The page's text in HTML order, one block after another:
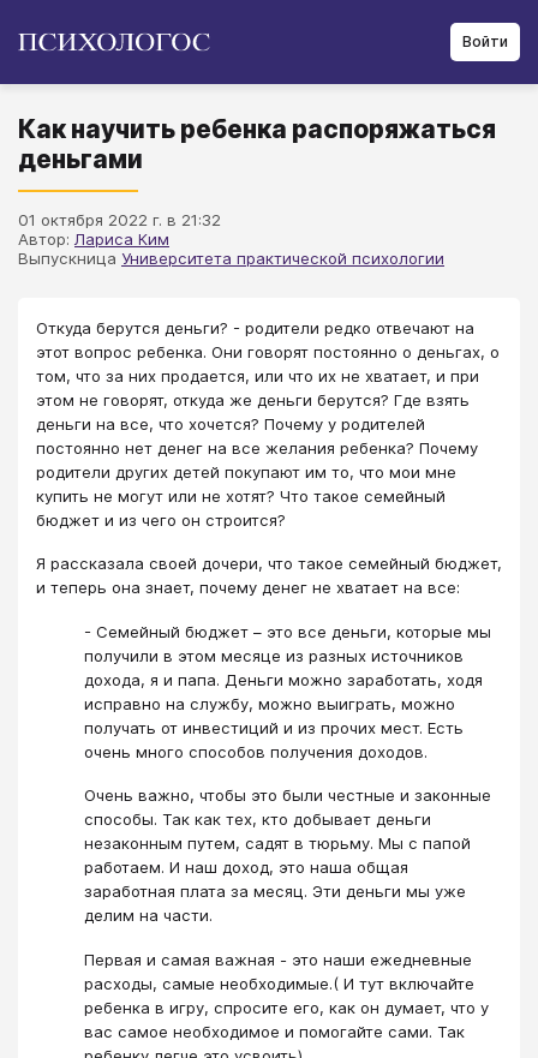
Войти
Как научить ребенка распоряжаться
деньгами
01 октября 2022 г. в 21:32
Автор: Лариса Ким
Выпускница Университета практической психологии
Откуда берутся деньги? - родители редко отвечают на
этот вопрос ребенка. Они говорят постоянно о деньгах, о
том, что за них продается, или что их не хватает, и при
этом не говорят, откуда же деньги берутся? Где взять
деньги на все, что хочется? Почему у родителей
постоянно нет денег на все желания ребенка? Почему
родители других детей покупают им то, что мои мне
купить не могут или не хотят? Что такое семейный
бюджет и из чего он строится?
Я рассказала своей дочери, что такое семейный бюджет,
и теперь она знает, почему денег не хватает на все:
- Семейный бюджет – это все деньги, которые мы
получили в этом месяце из разных источников
дохода, я и папа. Деньги можно заработать, ходя
исправно на службу, можно выиграть, можно
получать от инвестиций и из прочих мест. Есть
очень много способов получения доходов.
Очень важно, чтобы это были честные и законные
способы. Так как тех, кто добывает деньги
незаконным путем, садят в тюрьму. Мы с папой
работаем. И наш доход, это наша общая
заработная плата за месяц. Эти деньги мы уже
делим на части.
Первая и самая важная - это наши ежедневные
расходы, самые необходимые.( И тут включайте
ребенка в игру, спросите его, как он думает, что у
вас самое необходимое и помогайте сами. Так